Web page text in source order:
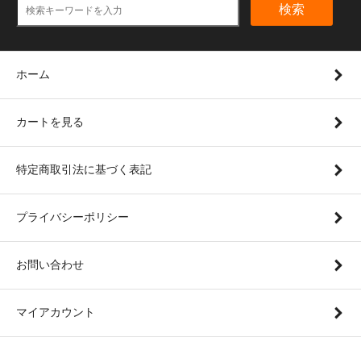
検索
ホーム
カートを見る
特定商取引法に基づく表記
プライバシーポリシー
お問い合わせ
マイアカウント